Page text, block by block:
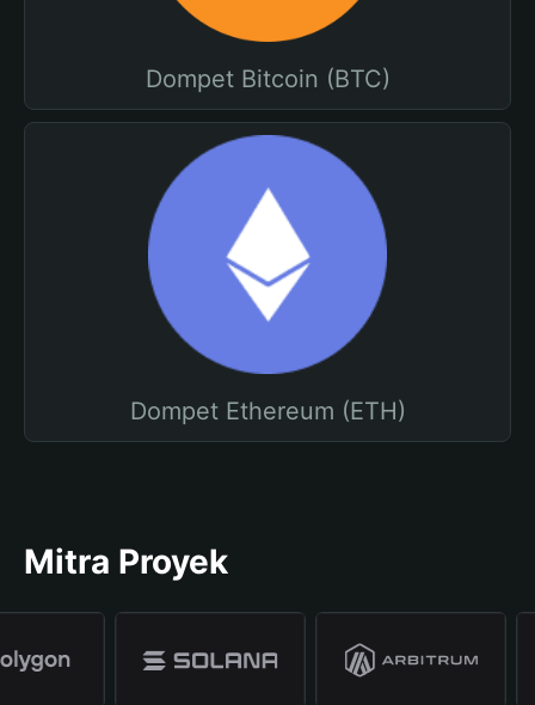
Dompet Bitcoin (BTC)
Dompet Ethereum (ETH)
Mitra Proyek